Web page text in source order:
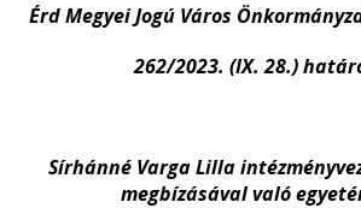
Érd Megyei Jogú Város
262/2023. (IX. 28.)
Sírhánné Varga Lilla
megbízásával való